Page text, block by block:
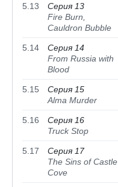
5.13
Серия 13
Fire Burn,
Cauldron Bubble
5.14
Серия 14
From Russia with
Blood
5.15
Серия 15
Alma Murder
5.16
Серия 16
Truck Stop
5.17
Серия 17
The Sins of Castle
Cove